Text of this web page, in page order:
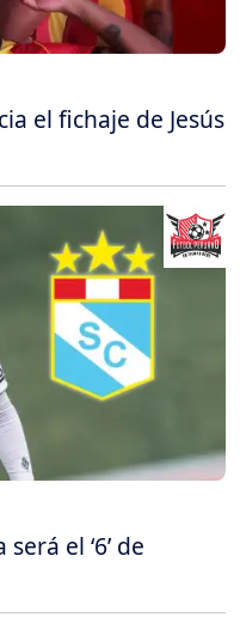
el fichaje de Jesús
el ‘6’ de